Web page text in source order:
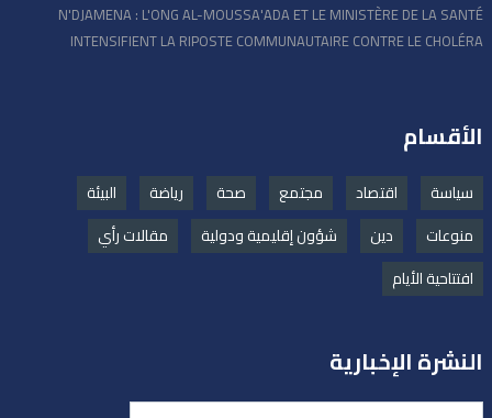
N'DJAMENA : L'ONG AL-MOUSSA'ADA ET LE MINISTÈRE DE LA SANTÉ
INTENSIFIENT LA RIPOSTE COMMUNAUTAIRE CONTRE LE CHOLÉRA
الأقسام
سياسة اقتصاد مجتمع صحة رياضة
البيئة
منوعات
دين شؤون إقليمية ودولية
مقالات رأي
افتتاحية الأيام
النشرة الإخبارية